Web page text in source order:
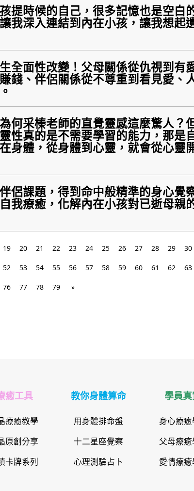
提時候的自己，很多記憶也是空白
我深入連結到內在小孩，讓我想起
全面性改變！父母關係從仇視到有
錢、伴侶關係從不尊重到看見愛、
何采榛老師的直覺靈感這麼驚人？
性真的是不需要學習的能力，那是
身體，從身體到心靈，就會從心靈
侶課題，得到命中般精準的身心覺
我療癒，化解內在小孩對已逝母親
19 20 21 22 23 24 25 26 27 28 29 30
52 53 54 55 56 57 58 59 60 61 62 63
76 77 78 79 »
癒工具
療癒教學
原創分享
卡牌系列
教你身體算命
用身體排命盤
十二星座覺察
心理測驗占卜
學員
身心療
父母療
愛情療